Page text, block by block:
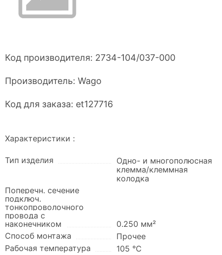
Код производителя: 2734-104/037-000
Производитель: Wago
Код для заказа: et127716
Характеристики :
Тип изделия
Одно- и многополюсная
клемма/клеммная
колодка
Поперечн. сечение
подключ.
тонкопроволочного
провода с
наконечником
0.250 мм²
Способ монтажа
Прочее
Рабочая температура
105 °C